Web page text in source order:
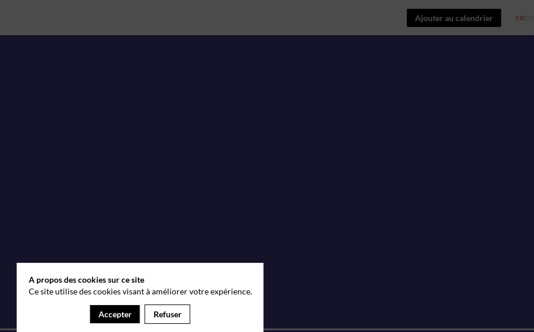
Ajouter au calendrier FR
A propos des cookies sur ce site
Ce site utilise des cookies visant à améliorer votre expérience.
Accepter Refuser